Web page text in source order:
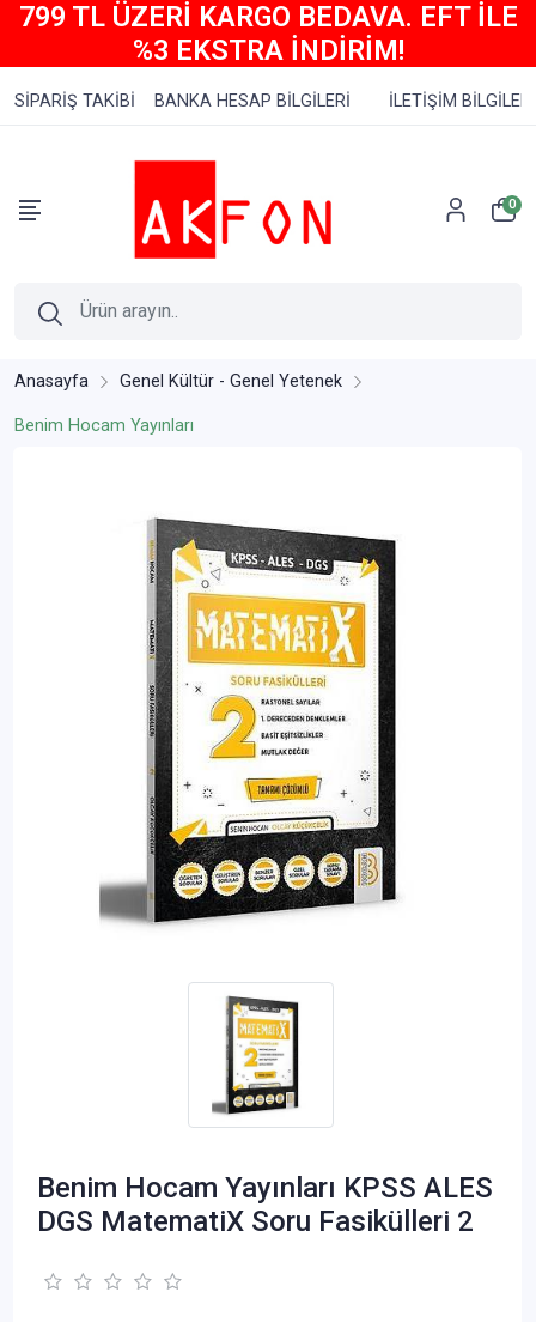
799 TL ÜZERİ KARGO BEDAVA. EFT İLE
%3 EKSTRA İNDİRİM!
SİPARİŞ TAKİBİ BANKA HESAP BİLGİLERİ İLETİŞİM BİLGİLERİ
0
Anasayfa Genel Kültür - Genel Yetenek
Benim Hocam Yayınları
Benim Hocam Yayınları KPSS ALES
DGS MatematiX Soru Fasikülleri 2